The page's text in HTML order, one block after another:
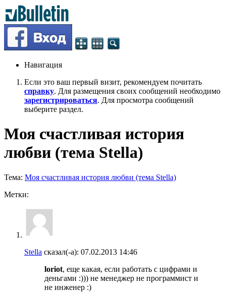
Навигация
Если это ваш первый визит, рекомендуем почитать
справку. Для размещения своих сообщений необходимо
зарегистрироваться. Для просмотра сообщений
выберите раздел.
Моя счастливая история
любви (тема Stella)
Тема: Моя счастливая история любви (тема Stella)
Метки:
Stella сказал(-а): 07.02.2013 14:46
loriot, еще какая, если работать с цифрами и
деньгами :))) не менеджер не программист и
не инженер :)